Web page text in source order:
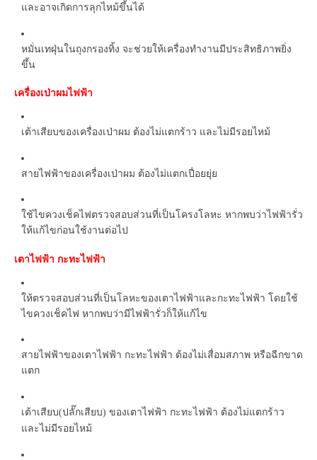
และอาจเกิดการลุกไหม้ขึ้นได้
หมั่นเทฝุ่นในถุงกรองทิ้ง จะช่วยให้เครื่องทำงานมีประสิทธิภาพยิ่ง
ขึ้น
เครื่องเป่าผมไฟฟ้า
เต้าเสียบของเครื่องเป่าผม ต้องไม่แตกร้าว และไม่มีรอยไหม้
สายไฟฟ้าของเครื่องเป่าผม ต้องไม่แตกเปื่อยยุ่ย
ใช้ไขควงเช็คไฟตรวจสอบส่วนที่เป็นโครงโลหะ หากพบว่าไฟฟ้ารั่ว
ให้แก้ไขก่อนใช้งานต่อไป
เตาไฟฟ้า กะทะไฟฟ้า
ให้ตรวจสอบส่วนที่เป็นโลหะของเตาไฟฟ้าและกะทะไฟฟ้า โดยใช้
ไขควงเช็คไฟ หากพบว่ามีไฟฟ้ารั่วก็ให้แก้ไข
สายไฟฟ้าของเตาไฟฟ้า กะทะไฟฟ้า ต้องไม่เสื่อมสภาพ หรือฉีกขาด
แตก
เต้าเสียบ(ปลั๊กเสียบ) ของเตาไฟฟ้า กะทะไฟฟ้า ต้องไม่แตกร้าว
และไม่มีรอยไหม้